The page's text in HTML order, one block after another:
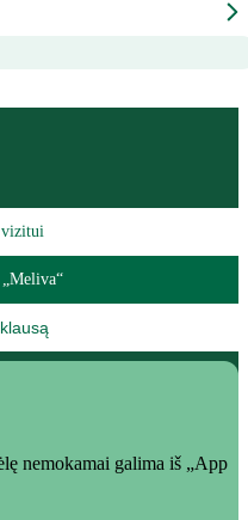
vizitui
nemokamai galima iš „App